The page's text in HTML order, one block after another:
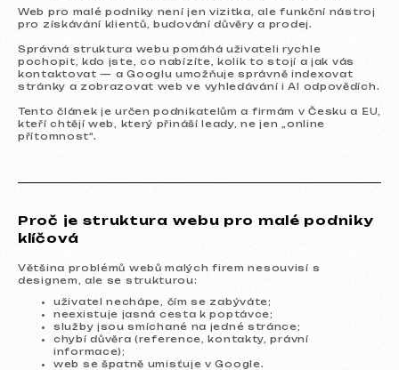
Hodnocení
Blog
Web pro malé podniky není jen vizitka, ale funkční nástroj
pro získávání klientů, budování důvěry a prodej.
Správná struktura webu pomáhá uživateli rychle
pochopit, kdo jste, co nabízíte, kolik to stojí a jak vás
kontaktovat — a Googlu umožňuje správně indexovat
stránky a zobrazovat web ve vyhledávání i AI odpovědích.
Tento článek je určen podnikatelům a firmám v Česku a EU,
kteří chtějí web, který přináší leady, ne jen „online
přítomnost“.
Proč je struktura webu pro malé podniky
klíčová
Většina problémů webů malých firem nesouvisí s
designem, ale se strukturou:
uživatel nechápe, čím se zabýváte;
neexistuje jasná cesta k poptávce;
služby jsou smíchané na jedné stránce;
chybí důvěra (reference, kontakty, právní
informace);
web se špatně umisťuje v Google.